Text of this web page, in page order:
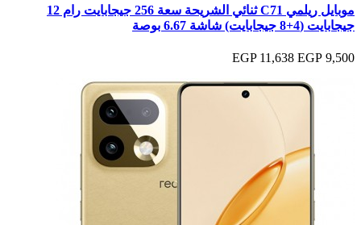
موبايل ريلمي C71 ثنائي الشريحة سعة 256 جيجابايت رام 12
جيجابايت (4+8 جيجابايت) شاشة 6.67 بوصة
9,500 EGP
11,638 EGP